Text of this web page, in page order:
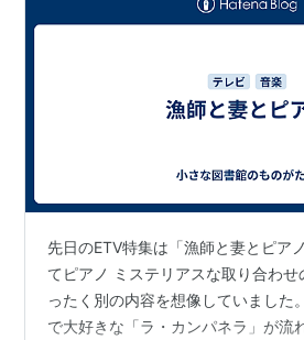
先日のETV特集は「漁師と妻とピア
てピアノ ミステリアスな取り合わせ
ったく別の内容を想像していました
で大好きな「ラ・カンパネラ」が流